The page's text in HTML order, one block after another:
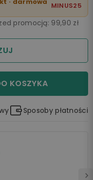
MINUS25
promocją: 99,90 zł
KOSZYKA
Sposoby płatności